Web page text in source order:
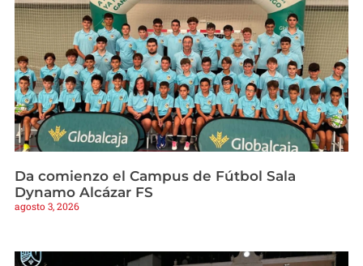
Da comienzo el Campus de Fútbol Sala
Dynamo Alcázar FS
agosto 3, 2026